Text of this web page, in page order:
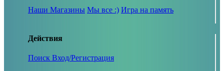
Наши Магазины Мы все :) Игра на память
Действия
Поиск Вход/Регистрация